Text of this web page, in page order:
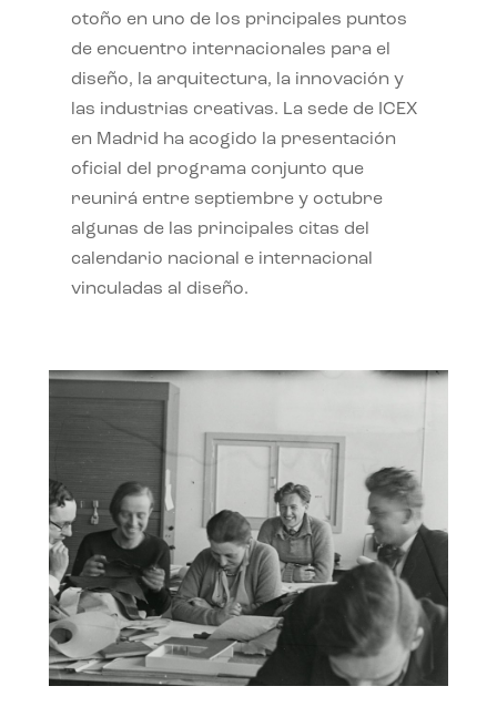
otoño en uno de los principales puntos
de encuentro internacionales para el
diseño, la arquitectura, la innovación y
las industrias creativas. La sede de ICEX
en Madrid ha acogido la presentación
oficial del programa conjunto que
reunirá entre septiembre y octubre
algunas de las principales citas del
calendario nacional e internacional
vinculadas al diseño.